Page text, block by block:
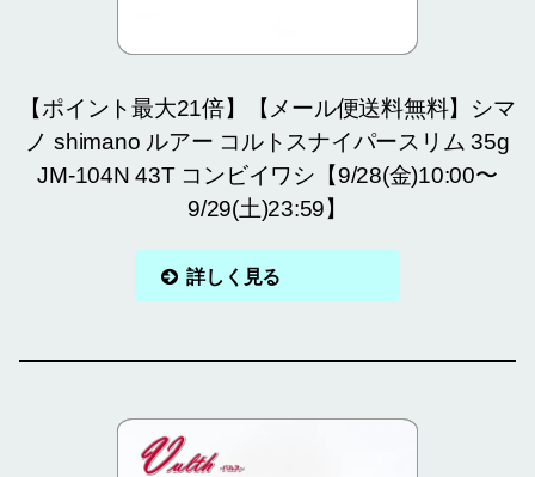
【ポイント最大21倍】【メール便送料無料】シマ
ノ shimano ルアー コルトスナイパースリム 35g
JM-104N 43T コンビイワシ【9/28(金)10:00〜
9/29(土)23:59】
詳しく見る